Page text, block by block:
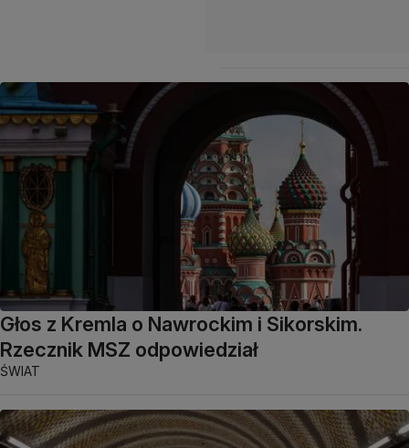
Głos z Kremla o Nawrockim i Sikorskim.
Rzecznik MSZ odpowiedział
ŚWIAT